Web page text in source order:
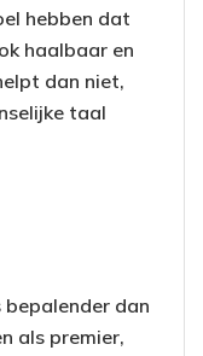
hebben dat
haalbaar en
dan niet,
taal
dan
als premier,